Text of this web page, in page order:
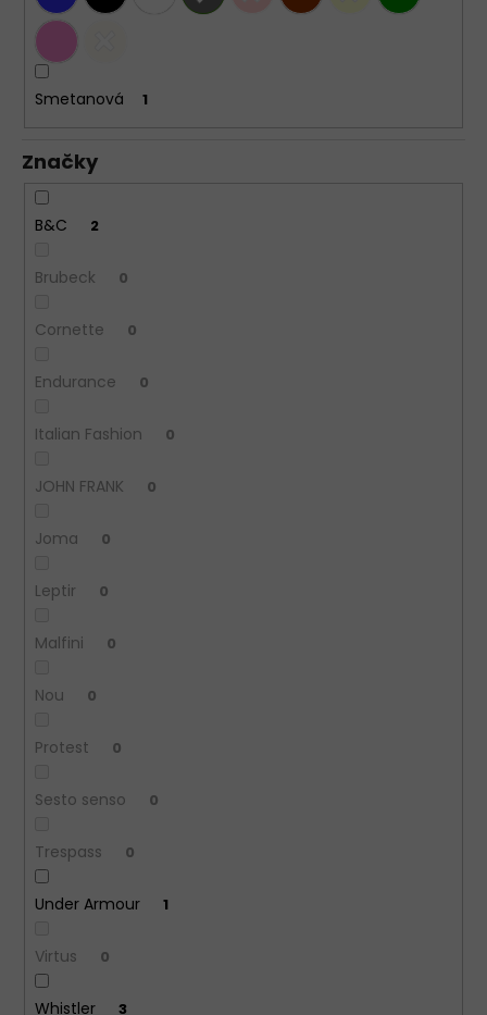
Smetanová 1
Značky
B&C 2
Brubeck 0
Cornette 0
Endurance 0
Italian Fashion 0
JOHN FRANK 0
Joma 0
Leptir 0
Malfini 0
Nou 0
Protest 0
Sesto senso 0
Trespass 0
Under Armour 1
Virtus 0
Whistler 3